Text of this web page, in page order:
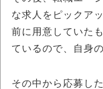
な求人をピックア
前に用意していた
ているので、自身
その中から応募し